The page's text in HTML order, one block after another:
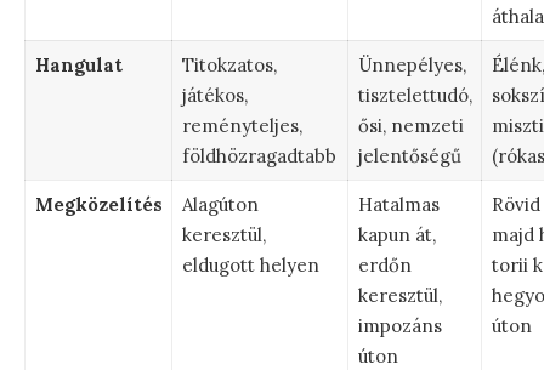
Hangulat
Titokzatos,
játékos,
reményteljes,
földhözragadtabb
Ünnepélyes,
tisztelettudó,
ősi, nemzeti
jelentőségű
Élénk,
Megközelítés
Alagúton
keresztül,
eldugott helyen
Hatalmas
kapun át,
erdőn
keresztül,
impozáns
úton
majd
torii
úton